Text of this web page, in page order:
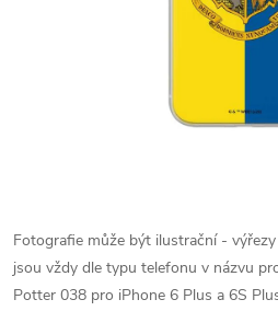
Fotografie může být ilustrační -
jsou vždy dle typu telefonu v názvu
Potter 038 pro iPhone 6 Plus a 6S